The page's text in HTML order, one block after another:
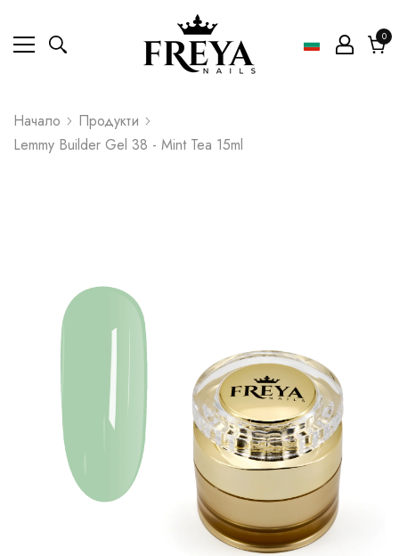
00
Начало
Продукти
Lemmy Builder Gel 38 - Mint Tea 15ml